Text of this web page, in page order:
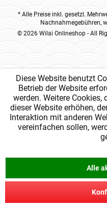
* Alle Preise inkl. gesetzl.
Nachnahmegebühren,
© 2026 Wilai Onlineshop - All
Diese Website benutzt
Betrieb der Website
werden. Weitere
dieser Website erhöhen,
Interaktion mit anderen
vereinfachen sollen,
Alle